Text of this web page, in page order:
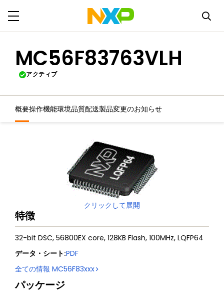
MC56F83763VLH
アクティブ
概要操作機能環境品質配送製品変更のお知らせ
クリックして展開
特徴
32-bit DSC, 56800EX core, 128KB Flash, 100MHz, LQFP64
データ・シート:PDF
全ての情報 MC56F83xxx
パッケージ